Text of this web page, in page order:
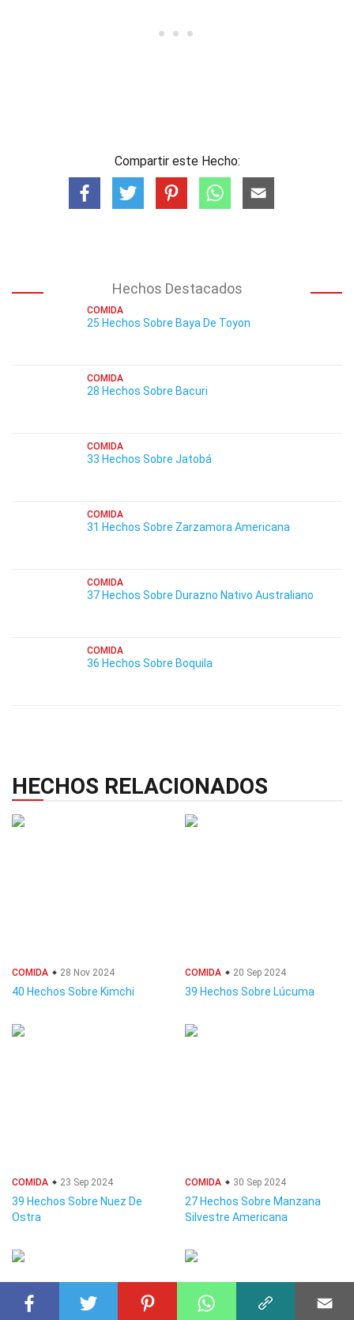
Compartir este Hecho:
Hechos Destacados
COMIDA
25 Hechos Sobre Baya De Toyon
COMIDA
28 Hechos Sobre Bacuri
COMIDA
33 Hechos Sobre Jatobá
COMIDA
31 Hechos Sobre Zarzamora Americana
COMIDA
37 Hechos Sobre Durazno Nativo Australiano
COMIDA
36 Hechos Sobre Boquila
HECHOS RELACIONADOS
COMIDA 28 Nov 2024
40 Hechos Sobre Kimchi
COMIDA 20 Sep 2024
39 Hechos Sobre Lúcuma
COMIDA 23 Sep 2024
39 Hechos Sobre Nuez De
Ostra
COMIDA 30 Sep 2024
27 Hechos Sobre Manzana
Silvestre Americana